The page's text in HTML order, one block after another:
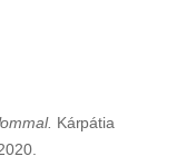
Kárpátia